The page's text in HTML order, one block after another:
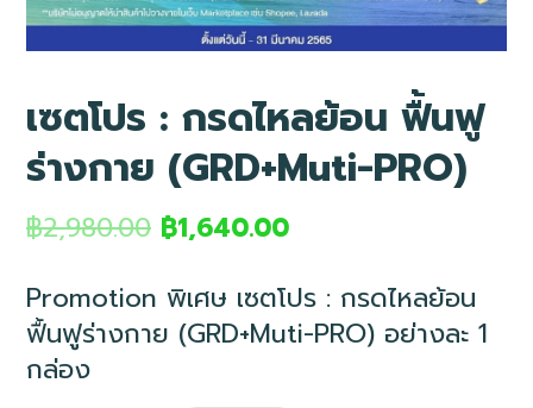
เซตโปร : กรดไหลย้อน ฟื้นฟู
ร่างกาย (GRD+Muti-PRO)
฿2,980.00 ฿1,640.00
Promotion พิเศษ เซตโปร : กรดไหลย้อน
ฟื้นฟูร่างกาย (GRD+Muti-PRO) อย่างละ 1
กล่อง